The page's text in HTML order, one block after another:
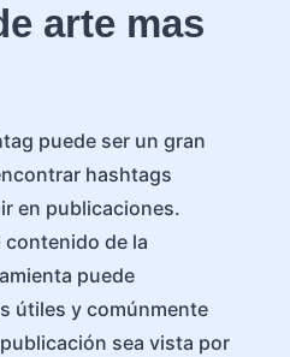
arte mas
puede ser un gran
hashtags
en publicaciones.
contenido de la
puede
útiles y comúnmente
sea vista por